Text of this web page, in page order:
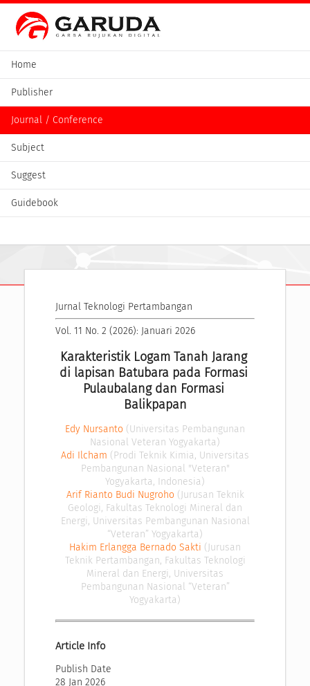
Home
Publisher
Journal / Conference
Subject
Suggest
Guidebook
Jurnal Teknologi Pertambangan
Vol. 11 No. 2 (2026): Januari 2026
Karakteristik Logam Tanah Jarang
di lapisan Batubara pada Formasi
Pulaubalang dan Formasi
Balikpapan
Edy Nursanto (Universitas Pembangunan
Nasional Veteran Yogyakarta)
Adi Ilcham (Prodi Teknik Kimia, Universitas
Pembangunan Nasional "Veteran"
Yogyakarta, Indonesia)
Arif Rianto Budi Nugroho (Jurusan Teknik
Geologi, Fakultas Teknologi Mineral dan
Energi, Universitas Pembangunan Nasional
“Veteran” Yogyakarta)
Hakim Erlangga Bernado Sakti (Jurusan
Teknik Pertambangan, Fakultas Teknologi
Mineral dan Energi, Universitas
Pembangunan Nasional “Veteran”
Yogyakarta)
Article Info
Publish Date
28 Jan 2026